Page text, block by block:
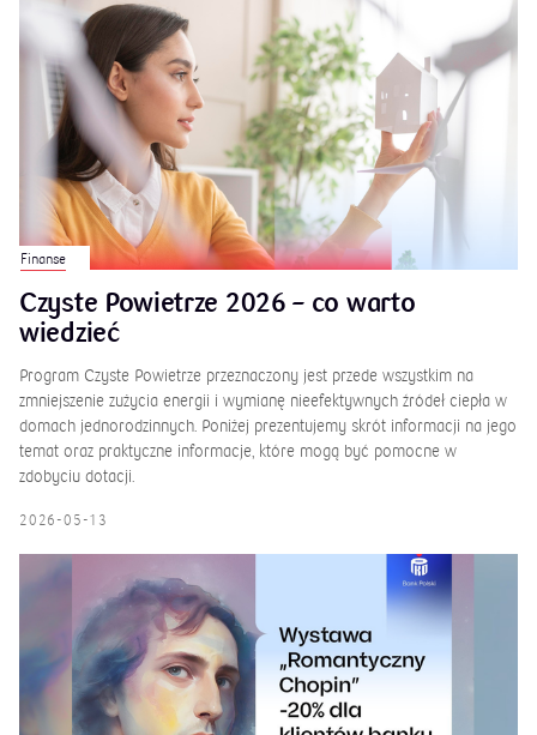
Finanse
Czyste Powietrze 2026 – co warto
wiedzieć
Program Czyste Powietrze przeznaczony jest przede wszystkim na
zmniejszenie zużycia energii i wymianę nieefektywnych źródeł ciepła w
domach jednorodzinnych. Poniżej prezentujemy skrót informacji na jego
temat oraz praktyczne informacje, które mogą być pomocne w
zdobyciu dotacji.
2026-05-13